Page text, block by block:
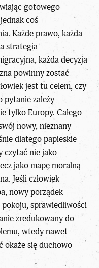
gotowego
coś
Każde prawo, każda
strategia
każda decyzja
powinny zostać
jest tu celem, czy
pytanie zależy
tylko Europy. Całego
nowy, nieznany
dlatego papieskie
czytać nie jako
jako mapę moralną
Jeśli człowiek
nowy porządek
pokoju, sprawiedliwości
zredukowany do
wtedy nawet
okaże się duchowo